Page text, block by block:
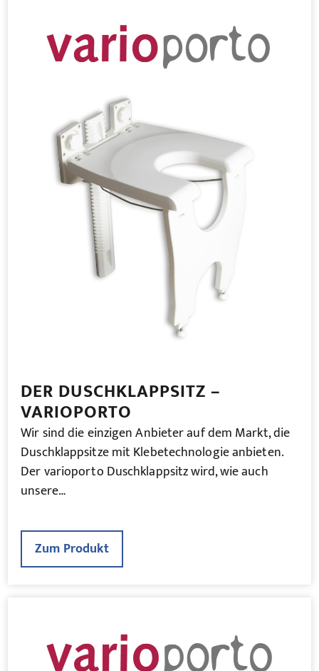
DER DUSCHKLAPPSITZ –
VARIOPORTO
Wir sind die einzigen Anbieter auf dem Markt, die
Duschklappsitze mit Klebetechnologie anbieten.
Der varioporto Duschklappsitz wird, wie auch
unsere…
Zum Produkt